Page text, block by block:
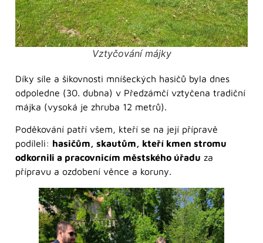
Vztyčování májky
Díky síle a šikovnosti mníšeckých hasičů byla dnes
odpoledne (30. dubna) v Předzámčí vztyčena tradiční
májka (vysoká je zhruba 12 metrů).
Poděkování patří všem, kteří se na její přípravě
podíleli: hasičům, skautům, kteří kmen stromu
odkornili a pracovnicím městského úřadu za
přípravu a ozdobení věnce a koruny.